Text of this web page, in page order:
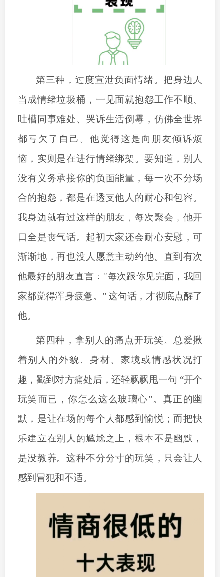
第三种，过度宣泄负面情绪。把身边人
当成情绪垃圾桶，一见面就抱怨工作不顺、
吐槽同事难处、哭诉生活倒霉，仿佛全世界
都亏欠了自己。他觉得这是向朋友倾诉烦
恼，实则是在进行情绪绑架。要知道，别人
没有义务承接你的负面能量，每一次不分场
合的抱怨，都是在透支他人的耐心和包容。
我身边就有过这样的朋友，每次聚会，他开
口全是丧气话。起初大家还会耐心安慰，可
渐渐地，再也没人愿意主动约他。直到有次
他最好的朋友直言： “每次跟你见完面，我回
家都觉得浑身疲惫。” 这句话，才彻底点醒了
他。
第四种，拿别人的痛点开玩笑。总爱揪
着别人的外貌、身材、家境或情感状况打
趣，戳到对方痛处后，还轻飘飘甩一句 “开个
玩笑而已，你怎么这么玻璃心”。真正的幽
默，是让在场的每个人都感到愉悦；而把快
乐建立在别人的尴尬之上，根本不是幽默，
是没教养。这种不分分寸的玩笑，只会让人
感到冒犯和不适。